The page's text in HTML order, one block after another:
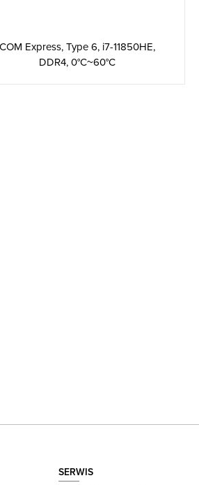
COM Express, Type 6, i7-11850HE,
DDR4, 0°C~60°C
SERWIS